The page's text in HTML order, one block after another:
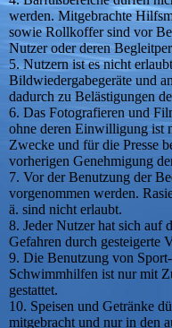
werden. Mitgebrachte
sowie Rollkoffer sind vor
Nutzer oder deren
5. Nutzern ist es nicht
Bildwiedergabegeräte und
dadurch zu Belästigungen
6. Das Fotografieren und
ohne deren Einwilligung ist
Zwecke und für die Presse
vorherigen Genehmigung
7. Vor der Benutzung der
vorgenommen werden.
ä. sind nicht erlaubt.
8. Jeder Nutzer hat sich auf
Gefahren durch gesteigerte
9. Die Benutzung von
Schwimmhilfen ist nur mit
gestattet.
10. Speisen und Getränke
mitgebracht und nur in den